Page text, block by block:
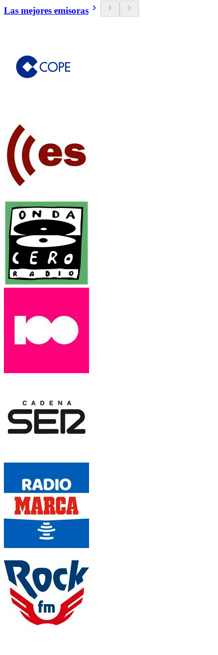
Las mejores emisoras